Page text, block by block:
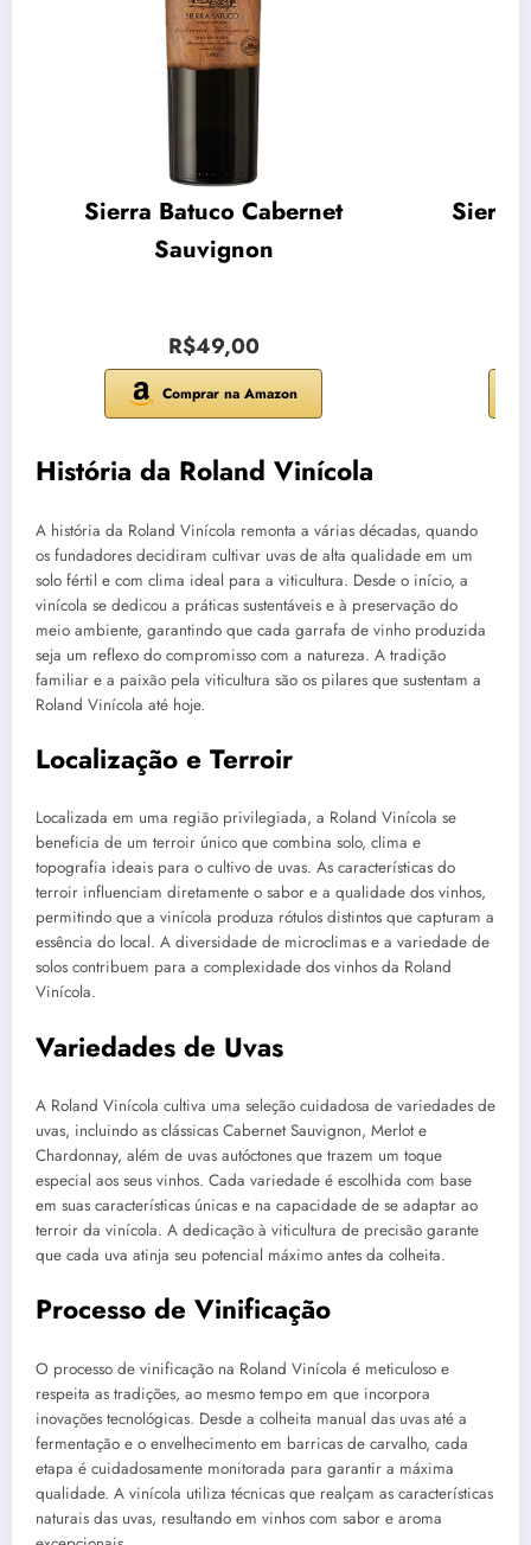
Sierra Batuco Cabernet
Sauvignon
R$49,00
Comprar na Amazon
Sierra
História da Roland Vinícola
A história da Roland Vinícola remonta a várias décadas, quando
os fundadores decidiram cultivar uvas de alta qualidade em um
solo fértil e com clima ideal para a viticultura. Desde o início, a
vinícola se dedicou a práticas sustentáveis e à preservação do
meio ambiente, garantindo que cada garrafa de vinho produzida
seja um reflexo do compromisso com a natureza. A tradição
familiar e a paixão pela viticultura são os pilares que sustentam a
Roland Vinícola até hoje.
Localização e Terroir
Localizada em uma região privilegiada, a Roland Vinícola se
beneficia de um terroir único que combina solo, clima e
topografia ideais para o cultivo de uvas. As características do
terroir influenciam diretamente o sabor e a qualidade dos vinhos,
permitindo que a vinícola produza rótulos distintos que capturam a
essência do local. A diversidade de microclimas e a variedade de
solos contribuem para a complexidade dos vinhos da Roland
Vinícola.
Variedades de Uvas
A Roland Vinícola cultiva uma seleção cuidadosa de variedades de
uvas, incluindo as clássicas Cabernet Sauvignon, Merlot e
Chardonnay, além de uvas autóctones que trazem um toque
especial aos seus vinhos. Cada variedade é escolhida com base
em suas características únicas e na capacidade de se adaptar ao
terroir da vinícola. A dedicação à viticultura de precisão garante
que cada uva atinja seu potencial máximo antes da colheita.
Processo de Vinificação
O processo de vinificação na Roland Vinícola é meticuloso e
respeita as tradições, ao mesmo tempo em que incorpora
inovações tecnológicas. Desde a colheita manual das uvas até a
fermentação e o envelhecimento em barricas de carvalho, cada
etapa é cuidadosamente monitorada para garantir a máxima
qualidade. A vinícola utiliza técnicas que realçam as características
naturais das uvas, resultando em vinhos com sabor e aroma